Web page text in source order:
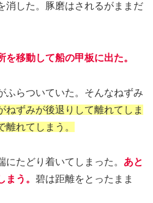
消した。豚磨はされるがままだ
を移動して船の甲板に出た。
ふらついていた。そんなねずみ
ねずみが後退りして離れてしま
離れてしまう。
たどり着いてしまった。 あと
う。 碧は距離をとったまま